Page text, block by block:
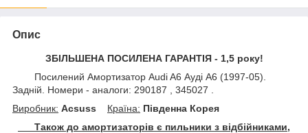
Опис
ЗБІЛЬШЕНА ПОСИЛЕНА ГАРАНТІЯ - 1,5 року!
Посилений Амортизатор Audi A6 Ауді А6 (1997-05).
Задній. Номери - аналоги: 290187 , 345027 .
Виробник: Acsuss Крaїна: Південна Корея
Також до амортизаторів є пильники з відбійниками,